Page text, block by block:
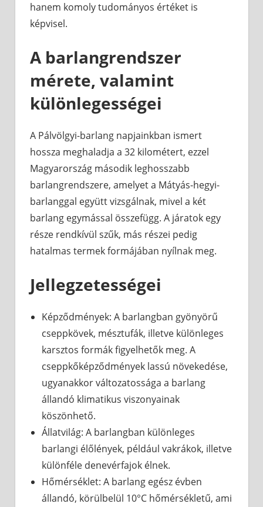
hanem komoly tudományos értéket is
képvisel.
A barlangrendszer
mérete, valamint
különlegességei
A Pálvölgyi-barlang napjainkban ismert
hossza meghaladja a 32 kilométert, ezzel
Magyarország második leghosszabb
barlangrendszere, amelyet a Mátyás-hegyi-
barlanggal együtt vizsgálnak, mivel a két
barlang egymással összefügg. A járatok egy
része rendkívül szűk, más részei pedig
hatalmas termek formájában nyílnak meg.
Jellegzetességei
Képződmények: A barlangban gyönyörű
cseppkövek, mésztufák, illetve különleges
karsztos formák figyelhetők meg. A
cseppkőképződmények lassú növekedése,
ugyanakkor változatossága a barlang
állandó klimatikus viszonyainak
köszönhető.
Állatvilág: A barlangban különleges
barlangi élőlények, például vakrákok, illetve
különféle denevérfajok élnek.
Hőmérséklet: A barlang egész évben
állandó, körülbelül 10°C hőmérsékletű, ami